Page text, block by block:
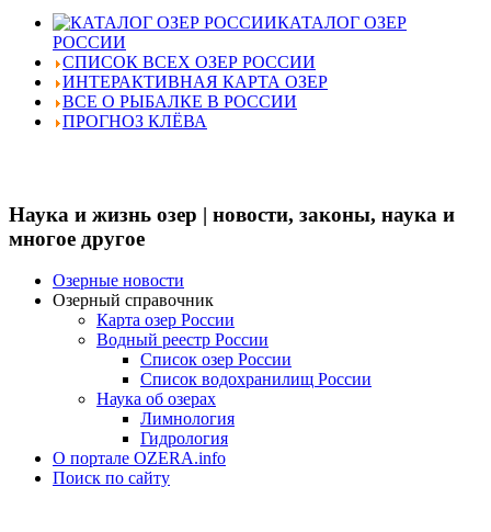
КАТАЛОГ ОЗЕР
РОССИИ
СПИСОК ВСЕХ ОЗЕР РОССИИ
ИНТЕРАКТИВНАЯ КАРТА ОЗЕР
ВСЕ О РЫБАЛКЕ В РОССИИ
ПРОГНОЗ КЛЁВА
Наука и жизнь озер | новости, законы, наука и
многое другое
Озерные новости
Озерный справочник
Карта озер России
Водный реестр России
Список озер России
Список водохранилищ России
Наука об озерах
Лимнология
Гидрология
О портале OZERA.info
Поиск по сайту